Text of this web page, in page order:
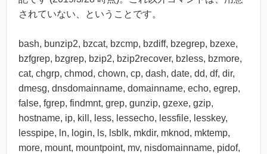
されていない、ということです。
bash, bunzip2, bzcat, bzcmp, bzdiff, bzegrep, bzexe,
bzfgrep, bzgrep, bzip2, bzip2recover, bzless, bzmore,
cat, chgrp, chmod, chown, cp, dash, date, dd, df, dir,
dmesg, dnsdomainname, domainname, echo, egrep,
false, fgrep, findmnt, grep, gunzip, gzexe, gzip,
hostname, ip, kill, less, lessecho, lessfile, lesskey,
lesspipe, ln, login, ls, lsblk, mkdir, mknod, mktemp,
more, mount, mountpoint, mv, nisdomainname, pidof,